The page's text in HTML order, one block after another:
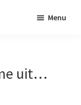
Menu
uit…